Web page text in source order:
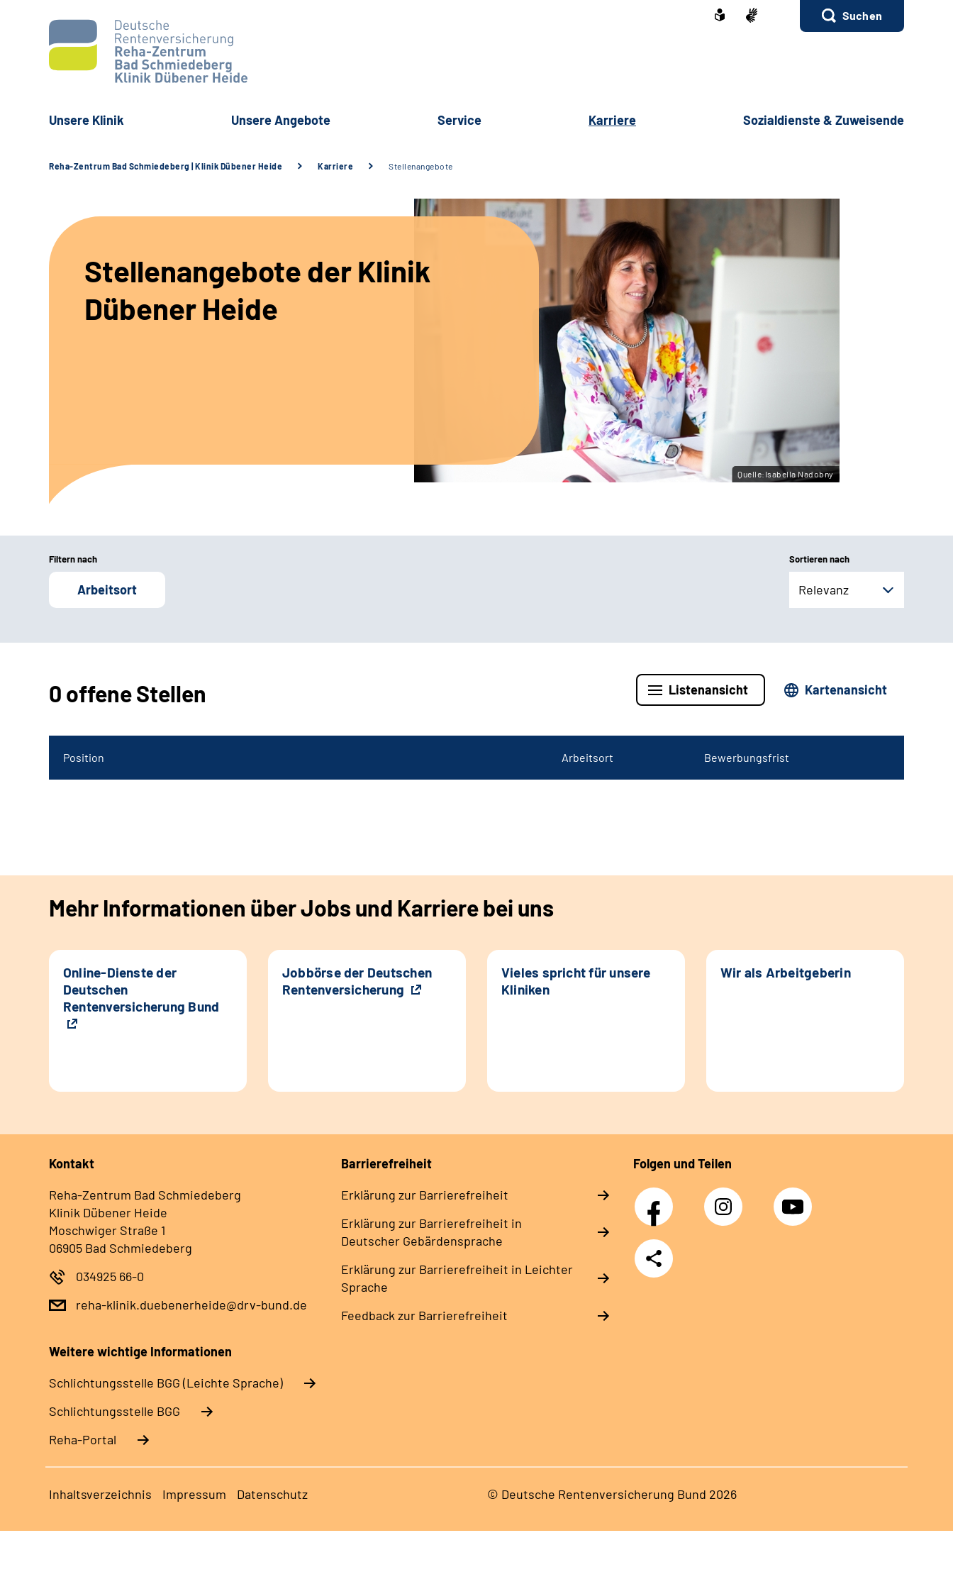
Suchen
Unsere Klinik Unsere Angebote Service Karriere Sozialdienste & Zuweisende
Reha-Zentrum Bad Schmiedeberg | Klinik Dübener Heide Karriere Stellenangebote
Stellenangebote der Klinik
Dübener Heide
Quelle:Isabella Nadobny
Filtern nach
Arbeitsort
Sortieren nach
Relevanz
0 offene Stellen Listenansicht Kartenansicht
Position Arbeitsort Bewerbungsfrist
Mehr Informationen über Jobs und Karriere bei uns
Online-Dienste der
Deutschen
Rentenversicherung Bund
Jobbörse der Deutschen
Rentenversicherung
Vieles spricht für unsere
Kliniken
Wir als Arbeitgeberin
Kontakt
Reha-Zentrum Bad Schmiedeberg
Klinik Dübener Heide
Moschwiger Straße 1
06905 Bad Schmiedeberg
034925 66-0
reha-klinik.duebenerheide@drv-bund.de
Barrierefreiheit
Erklärung zur Barrierefreiheit
Erklärung zur Barrierefreiheit in
Deutscher Gebärdensprache
Erklärung zur Barrierefreiheit in Leichter
Sprache
Feedback zur Barrierefreiheit
Folgen und Teilen
Facebook Instagram YouTube
Teilen
Weitere wichtige Informationen
Schlich­tungs­stel­le BGG (Leichte Sprache)
Schlich­tungs­stel­le BGG
Reha-Portal
Inhaltsverzeichnis Impressum Datenschutz © Deutsche Rentenversicherung Bund 2026